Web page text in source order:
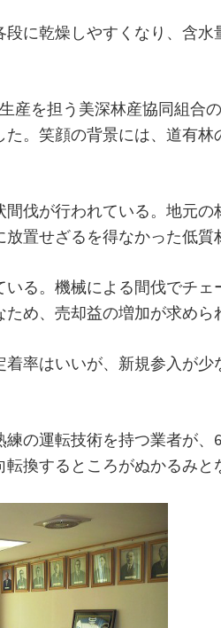
に乾燥しやすくなり、含
産を担う美深林産協同組
。笑顔の背景には、道有
間伐が行われている。地元
置せざるを得なかった低質
る。機械による間伐でチ
め、売却益の増加が求めら
率はいいが、新規参入が
の運転技術を持つ業者が
換するところがぬかるみ